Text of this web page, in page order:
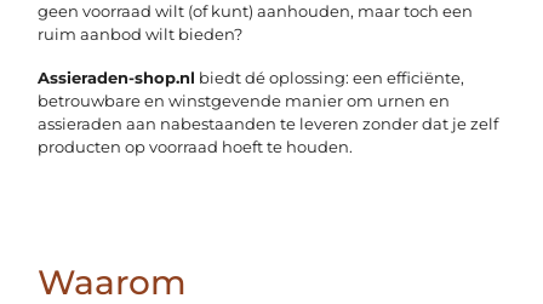
geen voorraad wilt (of kunt) aanhouden, maar toch een
ruim aanbod wilt bieden?
Assieraden-shop.nl biedt dé oplossing: een efficiënte,
betrouwbare en winstgevende manier om urnen en
assieraden aan nabestaanden te leveren zonder dat je zelf
producten op voorraad hoeft te houden.
Waarom